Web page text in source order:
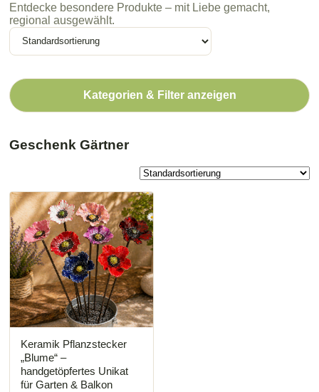
Entdecke besondere Produkte – mit Liebe gemacht,
regional ausgewählt.
Kategorien & Filter anzeigen
Geschenk Gärtner
Keramik Pflanzstecker
„Blume“ –
handgetöpfertes Unikat
für Garten & Balkon
Dieses
Produkt
weist
mehrere
Varianten
auf.
Die
Optionen
können
auf
der
Produktseite
gewählt
werden